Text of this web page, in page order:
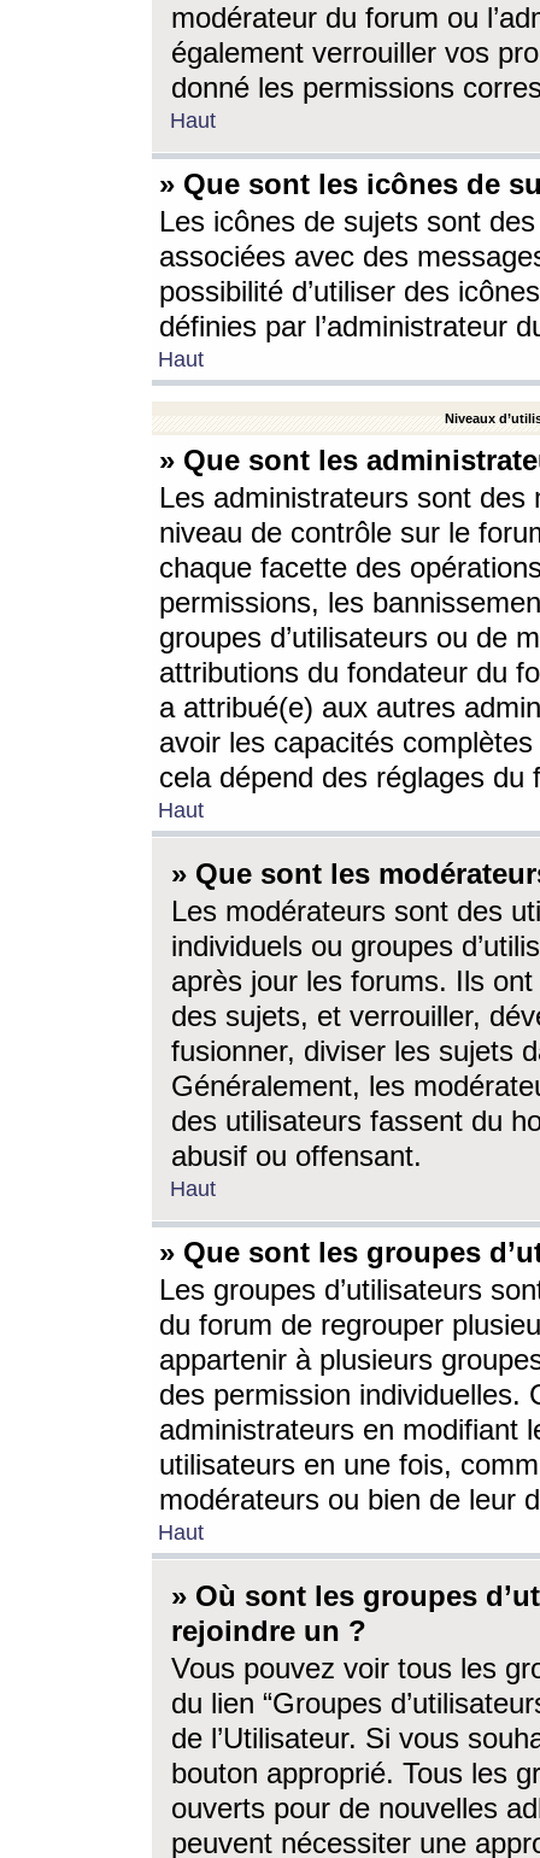
modérateur du forum ou
également verrouiller vos
donné les permissions
Haut
» Que sont les icônes de
Les icônes de sujets sont
associées avec des
possibilité d’utiliser des
définies par l’administrateur
Haut
Niveaux
» Que sont les
Les administrateurs sont
niveau de contrôle sur le
chaque facette des
permissions, les
groupes d’utilisateurs ou de
attributions du fondateur du
a attribué(e) aux autres
avoir les capacités
cela dépend des réglages du
Haut
» Que sont les
Les modérateurs sont des
individuels ou groupes
après jour les forums. Ils ont
des sujets, et verrouiller,
fusionner, diviser les sujets
Généralement, les
des utilisateurs fassent du
abusif ou offensant.
Haut
» Que sont les groupes
Les groupes d’utilisateurs
du forum de regrouper
appartenir à plusieurs
des permission individuelles.
administrateurs en modifiant
utilisateurs en une fois,
modérateurs ou bien de leur
Haut
» Où sont les groupes
rejoindre un ?
Vous pouvez voir tous les
du lien “Groupes
de l’Utilisateur. Si vous
bouton approprié. Tous les
ouverts pour de nouvelles
peuvent nécessiter une